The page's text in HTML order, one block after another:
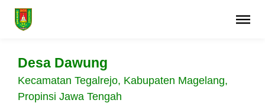
Desa Dawung
Kecamatan Tegalrejo, Kabupaten Magelang,
Propinsi Jawa Tengah